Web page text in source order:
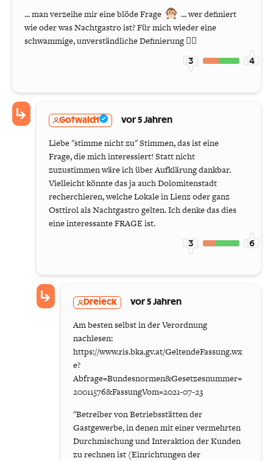
... man verzeihe mir eine blöde Frage
... wer definiert
wie oder was Nachtgastro ist? Für mich wieder eine
schwammige, unverständliche Definierung 🤷‍♂️
3 4
Gotwald1 vor 5 Jahren
Liebe "stimme nicht zu" Stimmen, das ist eine
Frage, die mich interessiert! Statt nicht
zuzustimmen wäre ich über Aufklärung dankbar.
Vielleicht könnte das ja auch Dolomitenstadt
recherchieren, welche Lokale in Lienz oder ganz
Osttirol als Nachtgastro gelten. Ich denke das dies
eine interessante FRAGE ist.
3 6
Dreieck vor 5 Jahren
Am besten selbst in der Verordnung
nachlesen:
https://www.ris.bka.gv.at/GeltendeFassung.wx
e?
Abfrage=Bundesnormen&Gesetzesnummer=
20011576&FassungVom=2021-07-23
"Betreiber von Betriebsstätten der
Gastgewerbe, in denen mit einer vermehrten
Durchmischung und Interaktion der Kunden
zu rechnen ist (Einrichtungen der